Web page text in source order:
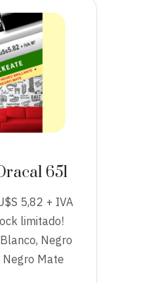
651
5,82 + IVA
limitado!
Negro
Mate